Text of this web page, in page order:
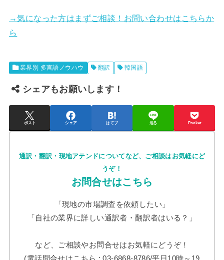
→気になった方はまずご相談！お問い合わせはこちらか
ら
業界別 多言語ノウハウ 翻訳 韓国語
シェアもお願いします！
ポスト シェア はてブ 送る Pocket
通訳・翻訳・現地アテンドについてなど、ご相談はお気軽にど
うぞ！
お問合せはこちら
「現地の市場調査を依頼したい」
「自社の業界に詳しい通訳者・翻訳者はいる？」
など、ご相談やお問合せはお気軽にどうぞ！